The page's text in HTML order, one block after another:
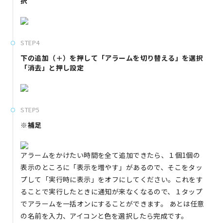
STEP4
下の追加（＋）を押して「アラームを切り替える」を選択
「消去」と押し設定
STEP5
※補足
アラームをかけたい時間を全て追加できたら、１個1個の
表示のところに「表示を増やす」があるので、そこをタッ
プして「実行時に表示」をオフにしてください。これをす
ることで実行したときに通知が来なくなるので、１タップ
でアラームを一括オンにすることができます。 あとは任意
の名前を入力、アイコンと色を選択したら完成です。